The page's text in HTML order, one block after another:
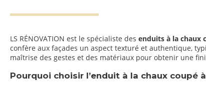
LS RÉNOVATION est le spécialiste des enduits à la chaux
confère aux façades un aspect texturé et authentique,
maîtrise des gestes et des matériaux pour obtenir une
Pourquoi choisir l’enduit à la chaux coupé